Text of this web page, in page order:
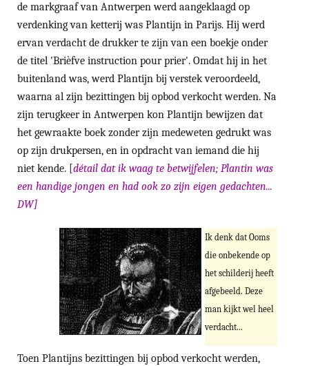
de markgraaf van Antwerpen werd aangeklaagd op
verdenking van ketterij was Plantijn in Parijs. Hij werd
ervan verdacht de drukker te zijn van een boekje onder
de titel 'Brièfve instruction pour prier'. Omdat hij in het
buitenland was, werd Plantijn bij verstek veroordeeld,
waarna al zijn bezittingen bij opbod verkocht werden. Na
zijn terugkeer in Antwerpen kon Plantijn bewijzen dat
het gewraakte boek zonder zijn medeweten gedrukt was
op zijn drukpersen, en in opdracht van iemand die hij
niet kende. [détail dat ik waag te betwijfelen; Plantin was
een handige jongen en had ook zo zijn eigen gedachten...
DW]
Ik denk dat Ooms
die onbekende op
het schilderij heeft
afgebeeld. Deze
man kijkt wel heel
verdacht...
Toen Plantijns bezittingen bij opbod verkocht werden,